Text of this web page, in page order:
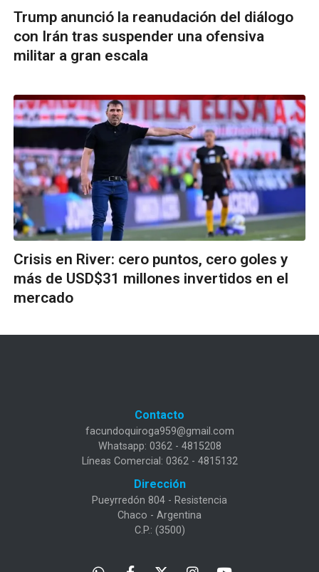
Trump anunció la reanudación del diálogo
con Irán tras suspender una ofensiva
militar a gran escala
Crisis en River: cero puntos, cero goles y
más de USD$31 millones invertidos en el
mercado
Contacto
facundoquiroga959@gmail.com
Whatsapp: 0362 - 4815208
Líneas Comercial: 0362 - 4815132
Dirección
Pueyrredón 804 - Resistencia
Chaco - Argentina
C.P.: (3500)